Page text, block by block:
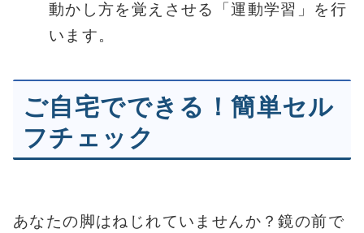
動かし方を覚えさせる「運動学習」を行
います。
ご自宅でできる！簡単セル
フチェック
あなたの脚はねじれていませんか？鏡の前で